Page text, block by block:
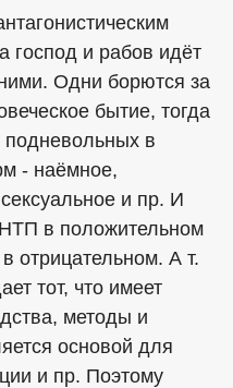
господ и рабов идёт
Одни борются за
бытие, тогда
подневольных в
- наёмное,
и пр. И
в положительном
отрицательном. А т.
тот, что имеет
методы и
основой для
и пр. Поэтому